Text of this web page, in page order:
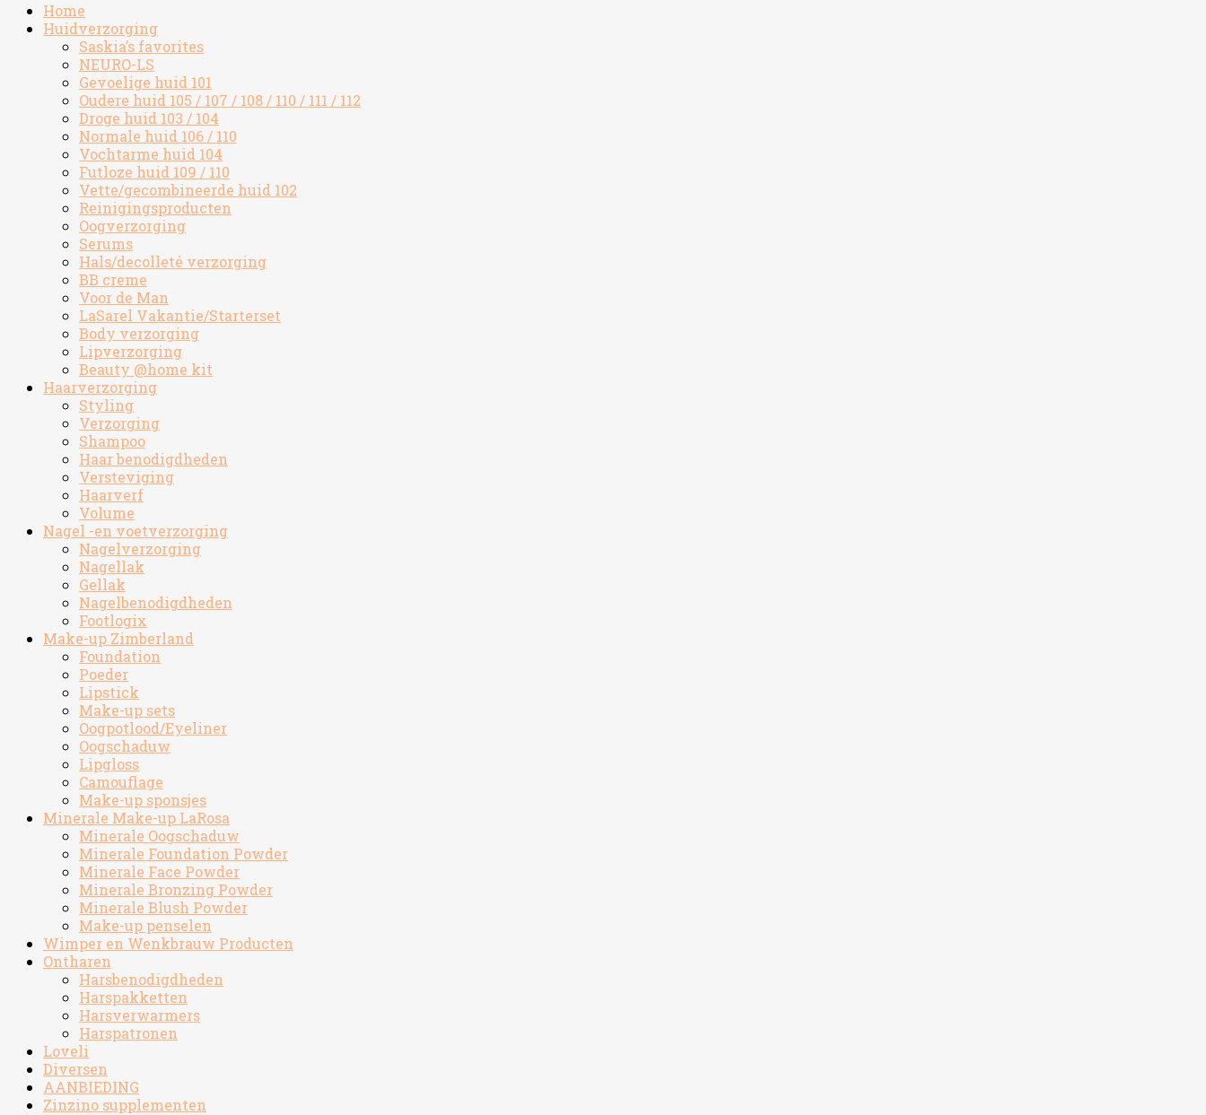
Home
Huidverzorging
Saskia’s favorites
NEURO-LS
Gevoelige huid 101
Oudere huid 105 / 107 / 108 / 110 / 111 / 112
Droge huid 103 / 104
Normale huid 106 / 110
Vochtarme huid 104
Futloze huid 109 / 110
Vette/gecombineerde huid 102
Reinigingsproducten
Oogverzorging
Serums
Hals/decolleté verzorging
BB creme
Voor de Man
LaSarel Vakantie/Starterset
Body verzorging
Lipverzorging
Beauty @home kit
Haarverzorging
Styling
Verzorging
Shampoo
Haar benodigdheden
Versteviging
Haarverf
Volume
Nagel -en voetverzorging
Nagelverzorging
Nagellak
Gellak
Nagelbenodigdheden
Footlogix
Make-up Zimberland
Foundation
Poeder
Lipstick
Make-up sets
Oogpotlood/Eyeliner
Oogschaduw
Lipgloss
Camouflage
Make-up sponsjes
Minerale Make-up LaRosa
Minerale Oogschaduw
Minerale Foundation Powder
Minerale Face Powder
Minerale Bronzing Powder
Minerale Blush Powder
Make-up penselen
Wimper en Wenkbrauw Producten
Ontharen
Harsbenodigdheden
Harspakketten
Harsverwarmers
Harspatronen
Loveli
Diversen
AANBIEDING
Zinzino supplementen